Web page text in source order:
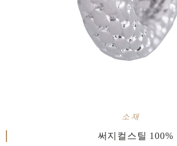
소재
써지컬스틸 100%